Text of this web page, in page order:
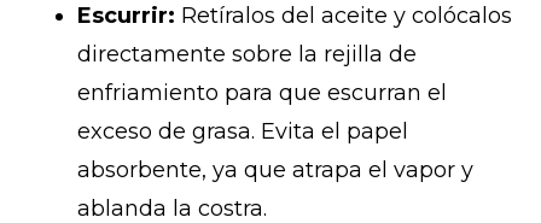
Escurrir: Retíralos del aceite y colócalos
directamente sobre la rejilla de
enfriamiento para que escurran el
exceso de grasa. Evita el papel
absorbente, ya que atrapa el vapor y
ablanda la costra.